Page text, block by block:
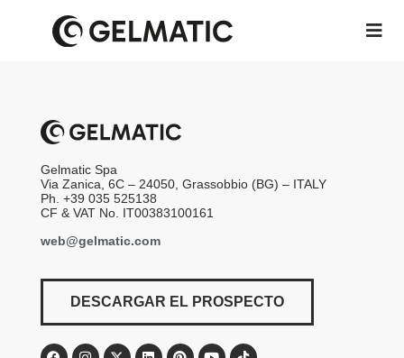
Gelmatic Spa
Via Zanica, 6C – 24050, Grassobbio (BG) – ITALY
Ph. +39 035 525138
CF & VAT No. IT00383100161
web@gelmatic.com
DESCARGAR EL PROSPECTO